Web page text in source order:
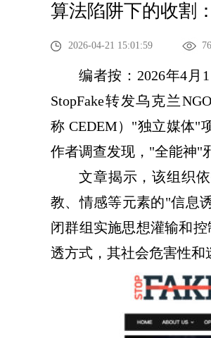
算法陷阱下的收割
2026-04-21 15:01:59
编者按：2026年4月
StopFake转发乌克兰
称 CEDEM）"独立媒体"
作者调查发现，"全能神"
文章揭示，该组织
教、情感等元素的"信息
闭群组实施思想灌输和
透方式，其社会危害性和